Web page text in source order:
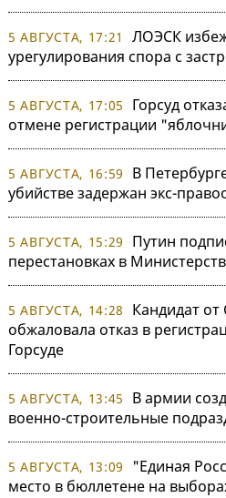
5 АВГУСТА, 17:21
ЛОЭСК
урегулирования спора с
5 АВГУСТА, 17:05
Горсуд
отмене регистрации
5 АВГУСТА, 16:59
В
убийстве задержан экс-
5 АВГУСТА, 15:29
Путин
перестановках в
5 АВГУСТА, 14:28
Кандидат
обжаловала отказ в
Горсуде
5 АВГУСТА, 13:45
В армии
военно-строительные
5 АВГУСТА, 13:09
"Единая
место в бюллетене на